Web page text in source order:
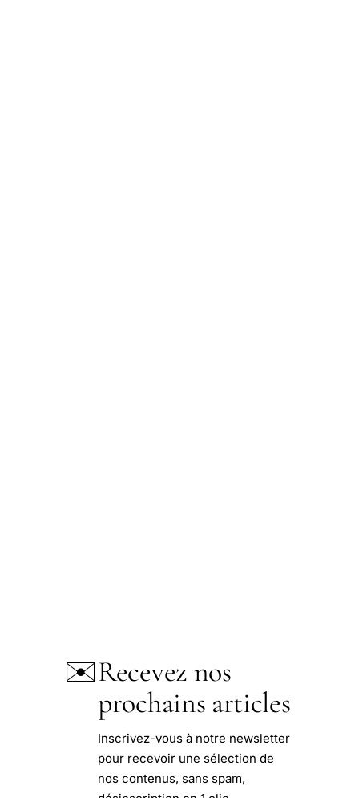
✉️Recevez nos
prochains articles
Inscrivez-vous à notre newsletter
pour recevoir une sélection de
nos contenus, sans spam,